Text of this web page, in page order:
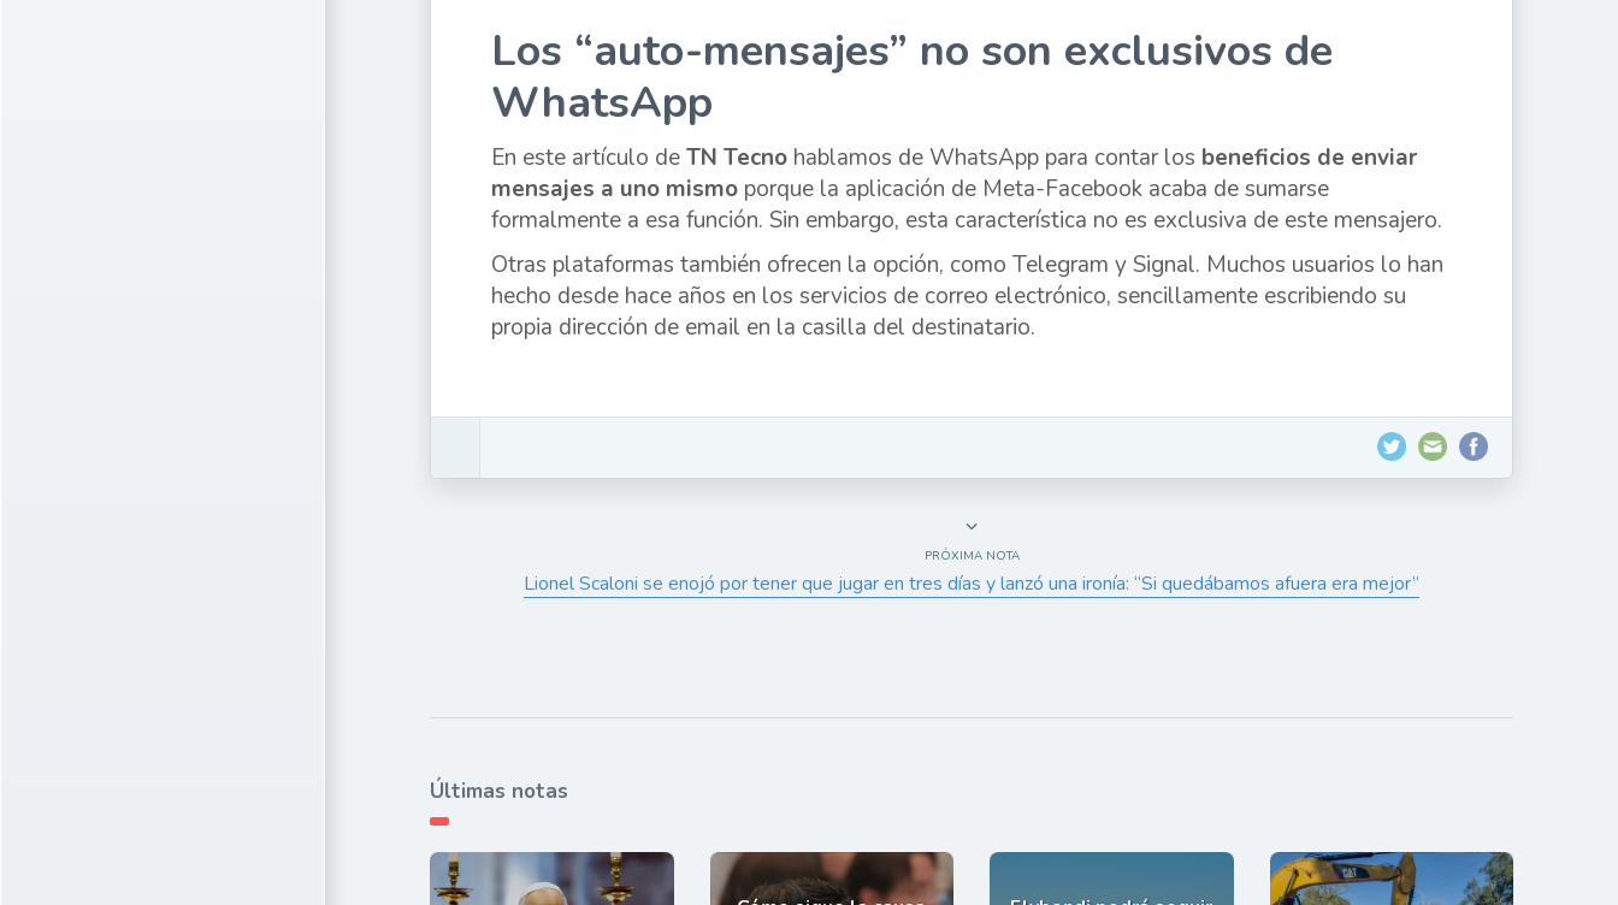
Los “auto-mensajes” no son exclusivos de
WhatsApp
En este artículo deTN Tecno hablamos de WhatsApp para contar los beneficios de enviar
mensajes a uno mismo porque la aplicación de Meta-Facebook acaba de sumarse
formalmente a esa función. Sin embargo, esta característica no es exclusiva de este mensajero.
Otras plataformas también ofrecen la opción, como Telegram y Signal. Muchos usuarios lo han
hecho desde hace años en los servicios de correo electrónico, sencillamente escribiendo su
propia dirección de email en la casilla del destinatario.
PRÓXIMA NOTA
Lionel Scaloni se enojó por tener que jugar en tres días y lanzó una ironía: “Si quedábamos afuera era mejor”
Últimas notas